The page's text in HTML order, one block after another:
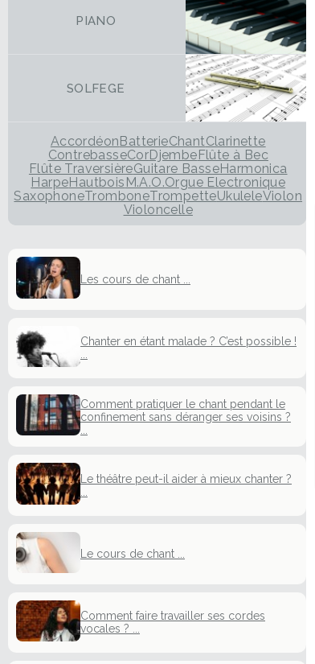
PIANO
SOLFEGE
Accordéon BatterieChantClarinette
ContrebasseCorDjembe Flûte à Bec
Flûte TraversièreGuitare BasseHarmonica
HarpeHautbois M.A.O.Orgue Electronique
SaxophoneTromboneTrompetteUkuleleViolon
Violoncelle
Les cours de chant ...
Chanter en étant malade ? C’est possible !
...
Comment pratiquer le chant pendant le
confinement sans déranger ses voisins ?
Le théâtre peut-il aider à mieux chanter ?
Le cours de chant ...
Comment faire travailler ses cordes
vocales ? ...